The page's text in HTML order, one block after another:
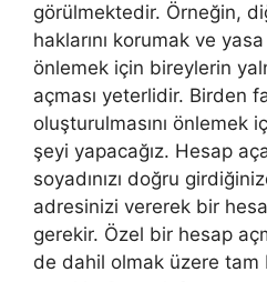
görülmektedir. Örneğin,
haklarını korumak ve yasa
önlemek için bireylerin
açması yeterlidir. Birden
oluşturulmasını önlemek
şeyi yapacağız. Hesap
soyadınızı doğru
adresinizi vererek bir
gerekir. Özel bir hesap
de dahil olmak üzere